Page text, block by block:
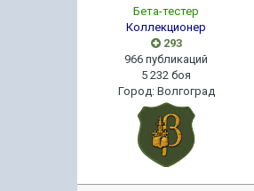
Бета-тестер
Коллекционер
293
966 публикаций
5 232 боя
Город: Волгоград